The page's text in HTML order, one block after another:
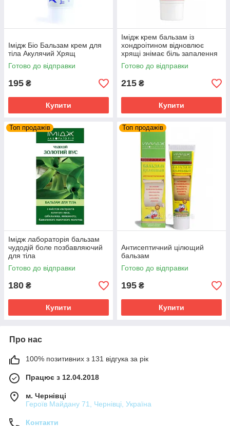
Імідж Біо Бальзам крем для
тіла Акулячий Хрящ
Готово до відправки
195 ₴
Купити
Імідж крем бальзам із
хондроітином відновлює
хрящі знімає біль запалення
суглобів та м'язів
Готово до відправки
215 ₴
Купити
Топ продажів
Імідж лабораторія бальзам
чудодій боле позбавляючий
для тіла
Готово до відправки
180 ₴
Купити
Топ продажів
Антисептичний цілющий
бальзам
Готово до відправки
195 ₴
Купити
Про нас
100% позитивних з 131 відгука за рік
Працює з 12.04.2018
м. Чернівці
Героїв Майдану 71, Чернівці, Україна
Контакти